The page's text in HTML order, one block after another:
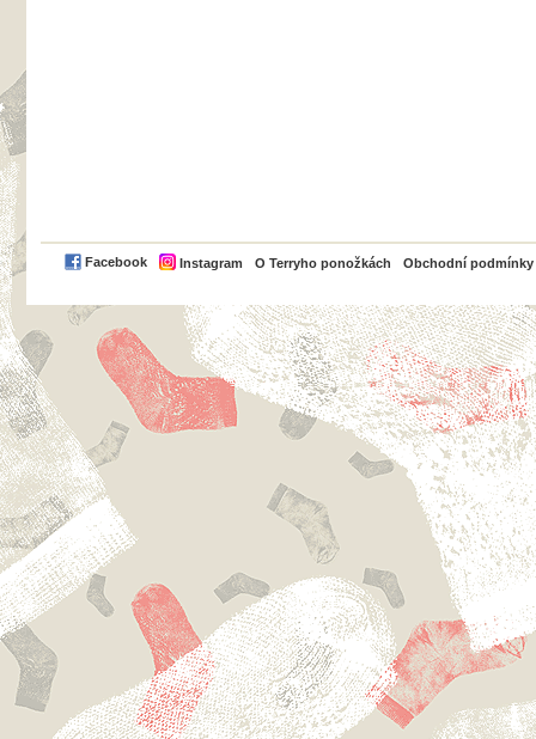
Facebook Instagram O Terryho ponožkách Obchodní podmínky
PayPal